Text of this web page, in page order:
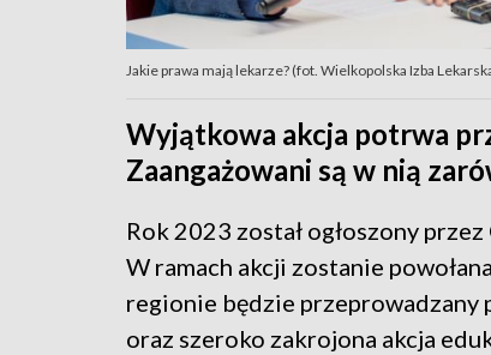
Jakie prawa mają lekarze? (fot. Wielkopolska Izba
Wyjątkowa akcja potrwa
Zaangażowani są w nią
Rok 2023 został ogłoszony
W ramach akcji zostanie
regionie będzie przeprowadzany
oraz szeroko zakrojona akcja